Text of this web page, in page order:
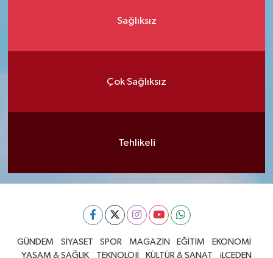
Sağlıksız
Çok Sağlıksız
Tehlikeli
GÜNDEM SİYASET SPOR MAGAZİN EĞİTİM
EKONOMİ
YAŞAM & SAĞLIK
TEKNOLOJİ KÜLTÜR & SANAT iLÇEDEN